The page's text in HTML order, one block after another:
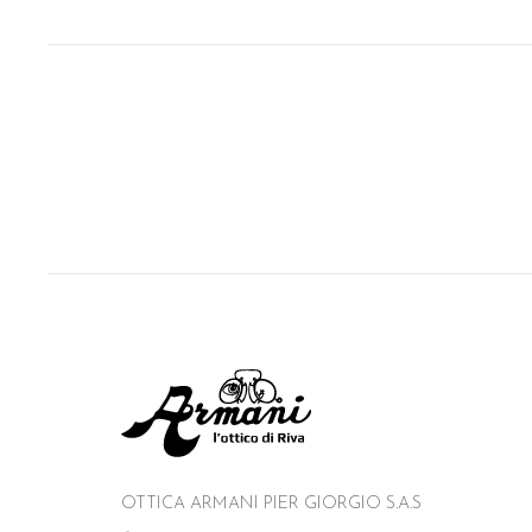
OTTICA ARMANI PIER GIORGIO S.A.S